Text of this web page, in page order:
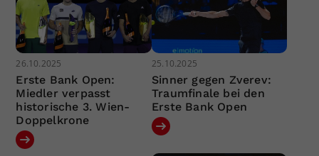
26.10.2025
Erste Bank Open:
Miedler verpasst
historische 3. Wien-
Doppelkrone
25.10.2025
Sinner gegen Zverev:
Traumfinale bei den
Erste Bank Open